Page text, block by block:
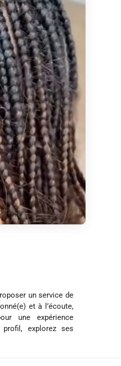
un service de
et à l’écoute,
une expérience
explorez ses